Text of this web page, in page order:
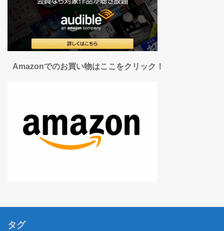
Amazonでのお買い物はここをクリック！
タグ